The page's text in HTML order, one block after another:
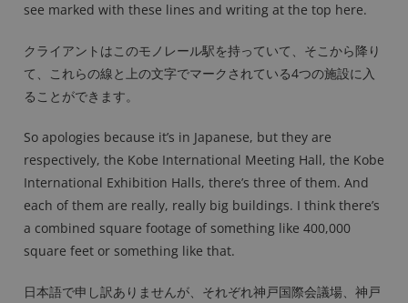
see marked with these lines and writing at the top here.
クライアントはこのモノレール駅を持っていて、そこから降り
て、これらの線と上の文字でマークされている4つの施設に入
ることができます。
So apologies because it’s in Japanese, but they are
respectively, the Kobe International Meeting Hall, the Kobe
International Exhibition Halls, there’s three of them. And
each of them are really, really big buildings. I think there’s
a combined square footage of something like 400,000
square feet or something like that.
日本語で申し訳ありませんが、それぞれ神戸国際会議場、神戸